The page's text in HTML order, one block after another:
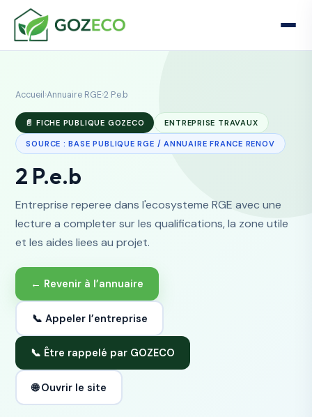
Accueil ›Annuaire RGE›2 P.e.b
📄 FICHE PUBLIQUE GOZECO ENTREPRISE TRAVAUX
SOURCE : BASE PUBLIQUE RGE / ANNUAIRE FRANCE RENOV
2 P.e.b
Entreprise reperee dans l'ecosysteme RGE avec une
lecture a completer sur les qualifications, la zone utile
et les aides liees au projet.
← Revenir à l’annuaire
📞 Appeler l’entreprise
📞 Être rappelé par GOZECO
🌐 Ouvrir le site